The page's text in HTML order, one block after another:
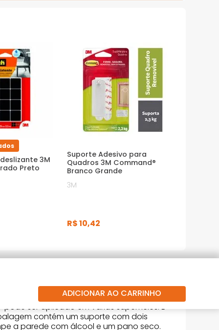
3M
Preto
Suporte Adesivo para
Quadros 3M Command®
Branco Grande
3M
R$10,42
ADICIONAR AO CARRINHO
ser aplicado em várias superfícies. É
contém um suporte com dois
a parede com álcool e um pano seco.